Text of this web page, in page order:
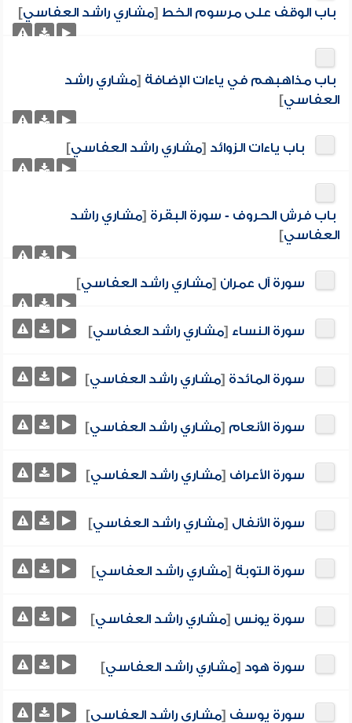
باب الوقف على مرسوم الخط [مشاري راشد العفاسي]
باب مذاهبهم في ياءات الإضافة [مشاري راشد
العفاسي]
باب ياءات الزوائد [مشاري راشد العفاسي]
باب فرش الحروف - سورة البقرة [مشاري راشد
العفاسي]
سورة آل عمران [مشاري راشد العفاسي]
سورة النساء [مشاري راشد العفاسي]
سورة المائدة [مشاري راشد العفاسي]
سورة الأنعام [مشاري راشد العفاسي]
سورة الأعراف [مشاري راشد العفاسي]
سورة الأنفال [مشاري راشد العفاسي]
سورة التوبة [مشاري راشد العفاسي]
سورة يونس [مشاري راشد العفاسي]
سورة هود [مشاري راشد العفاسي]
سورة يوسف [مشاري راشد العفاسي]